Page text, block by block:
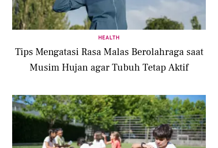
HEALTH
Tips Mengatasi Rasa Malas Berolahraga saat
Musim Hujan agar Tubuh Tetap Aktif